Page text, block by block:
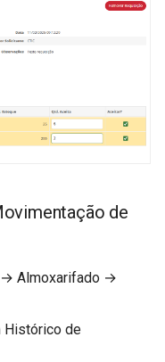
de
→ Almoxarifado →
Histórico de